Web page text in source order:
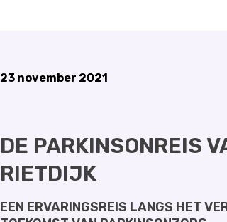
23 november 2021
DE PARKINSONREIS
RIETDIJK
EEN ERVARINGSREIS LANGS HET